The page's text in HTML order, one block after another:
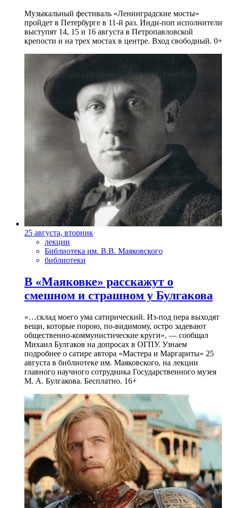
Музыкальный фестиваль «Ленинградские мосты»
пройдет в Петербурге в 11-й раз. Инди-поп исполнители
выступят 14, 15 и 16 августа в Петропавловской
крепости и на трех мостах в центре. Вход свободный. 0+
25 августа, вторник
лекции
Библиотека им. В.В. Маяковского
библиотеки
В «Маяковке» расскажут о
смешном и страшном у Булгакова
»…склад моего ума сатирический. Из-под пера выходят
вещи, которые порою, по-видимому, остро задевают
общественно-коммунистические круги», — сообщал
Михаил Булгаков на допросах в ОГПУ. Узнаем
подробнее о сатире автора «Мастера и Маргариты» 25
августа в библиотеке им. Маяковского, на лекции
главного научного сотрудника Государственного музея
М. А. Булгакова. Бесплатно. 16+